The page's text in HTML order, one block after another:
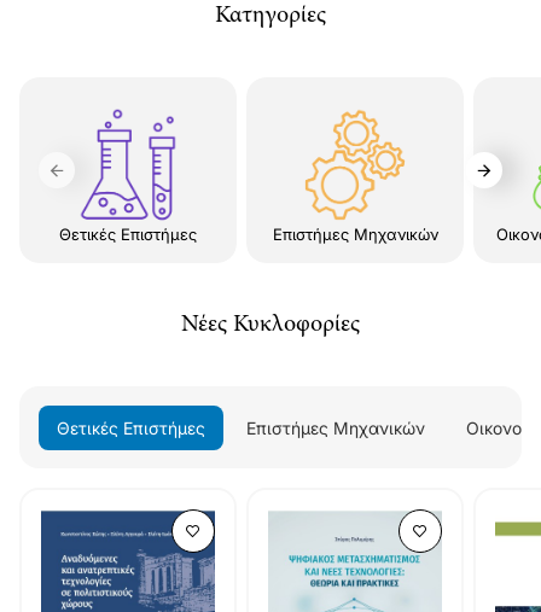
Κατηγορίες
Θετικές Επιστήμες Επιστήμες Μηχανικών
Νέες Κυκλοφορίες
Θετικές Επιστήμες Επιστήμες Μηχανικών